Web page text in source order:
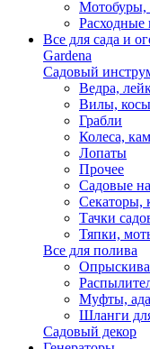
Мотобуры,
Расходные
Все для сада и
Gardena
Садовый
Ведра,
Вилы, косы
Грабли
Колеса,
Лопаты
Прочее
Садовые
Секаторы,
Тачки
Тяпки,
Все для полива
Муфты,
Шланги
Садовый декор